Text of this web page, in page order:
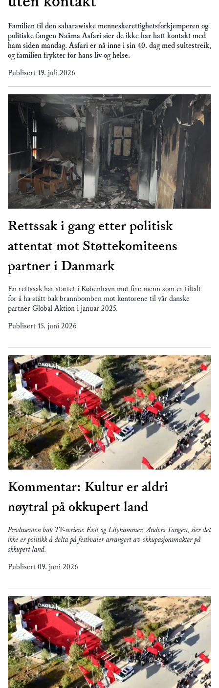
Familien til den saharawiske menneskerettighetsforkjemperen og
politiske fangen Naâma Asfari sier de ikke har hatt kontakt med
ham siden mandag. Asfari er nå inne i sin 40. dag med sultestreik,
og familien frykter for hans liv og helse.
Publisert 19. juli 2026
Rettssak i gang etter politisk
attentat mot Støttekomiteens
partner i Danmark
En rettssak har startet i København mot fire menn som er tiltalt
for å ha stått bak brannbomben mot kontorene til vår danske
partner Global Aktion i januar 2025.
Publisert 15. juni 2026
Kommentar: Kultur er aldri
nøytral på okkupert land
Produsenten bak TV-seriene Exit og Lilyhammer, Anders Tangen, sier det
ikke er politikk å delta på festivaler arrangert av okkupasjonsmakter på
okkupert land.
Publisert 09. juni 2026